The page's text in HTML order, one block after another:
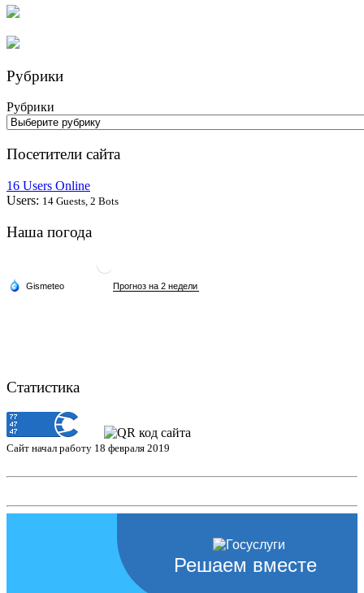
Рубрики
Рубрики
Посетители сайта
16 Users Online
Users: 14 Guests, 2 Bots
Наша погода
Статистика
Сайт начал работу 18 февраля 2019
Решаем вместе